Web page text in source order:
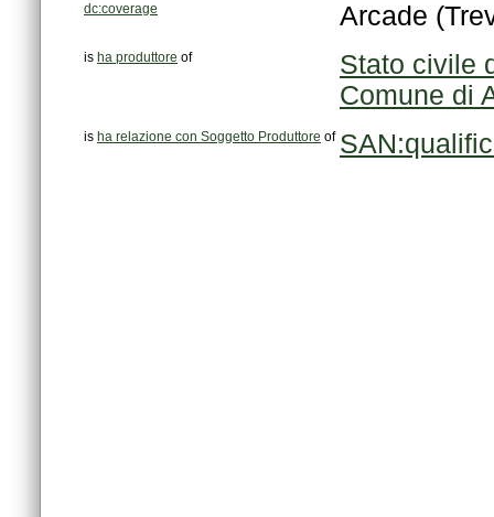
dc:coverage Arcade
is ha produttore of
Stato civile
Comune di
is ha relazione con Soggetto Produttore of